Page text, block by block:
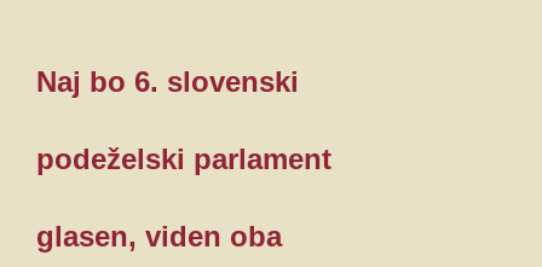
Naj bo 6. slovenski
podeželski parlament
glasen, viden oba